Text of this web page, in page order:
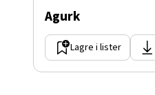
Agurk
Lagre i lister